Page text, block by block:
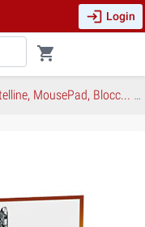
login Login
shopping_cart
MousePad, Blocc...